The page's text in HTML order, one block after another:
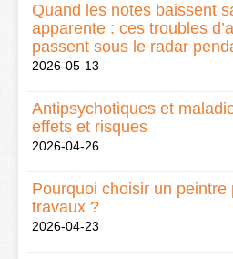
Quand les notes baissent
apparente : ces troubles
passent sous le radar
2026-05-13
Antipsychotiques et
effets et risques
2026-04-26
Pourquoi choisir un peintre
travaux ?
2026-04-23